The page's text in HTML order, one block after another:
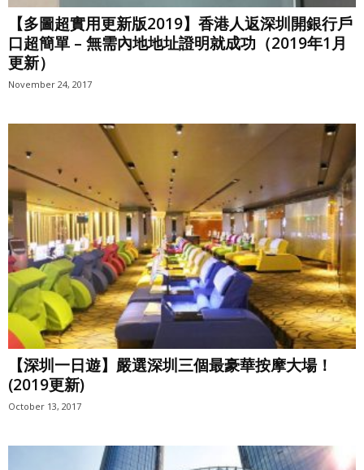
【多圖超實用更新版2019】香港人返深圳開銀行戶
口超簡單 – 無需內地地址證明就成功（2019年1月
更新）
November 24, 2017
【深圳一日遊】嚴選深圳三個最豪華按摩大場！
(2019更新)
October 13, 2017